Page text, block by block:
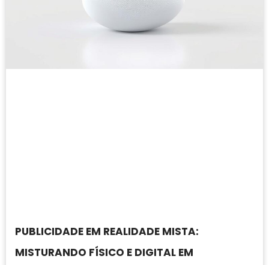
PUBLICIDADE EM REALIDADE MISTA:
MISTURANDO FÍSICO E DIGITAL EM